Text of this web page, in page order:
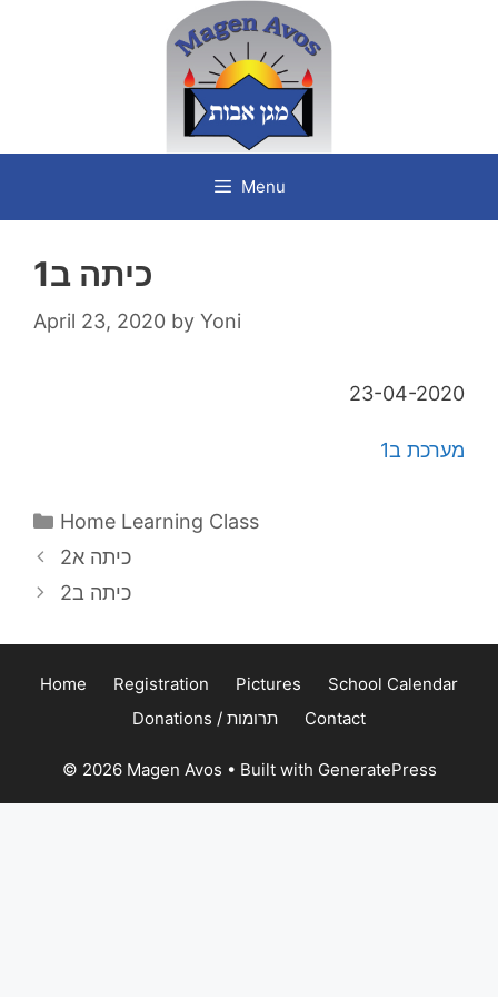
Menu
כיתה ב1
April 23, 2020 by Yoni
23-04-2020
מערכת ב1
Categories
Home Learning Class
כיתה א2
כיתה ב2
Home Registration Pictures
School Calendar
Donations / תרומות
Contact
© 2026 Magen Avos • Built with GeneratePress